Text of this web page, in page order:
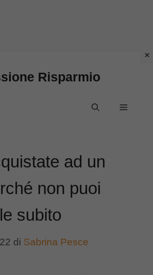
Risparmio
Menu
ad un
non puoi
subito
di Sabrina Pesce